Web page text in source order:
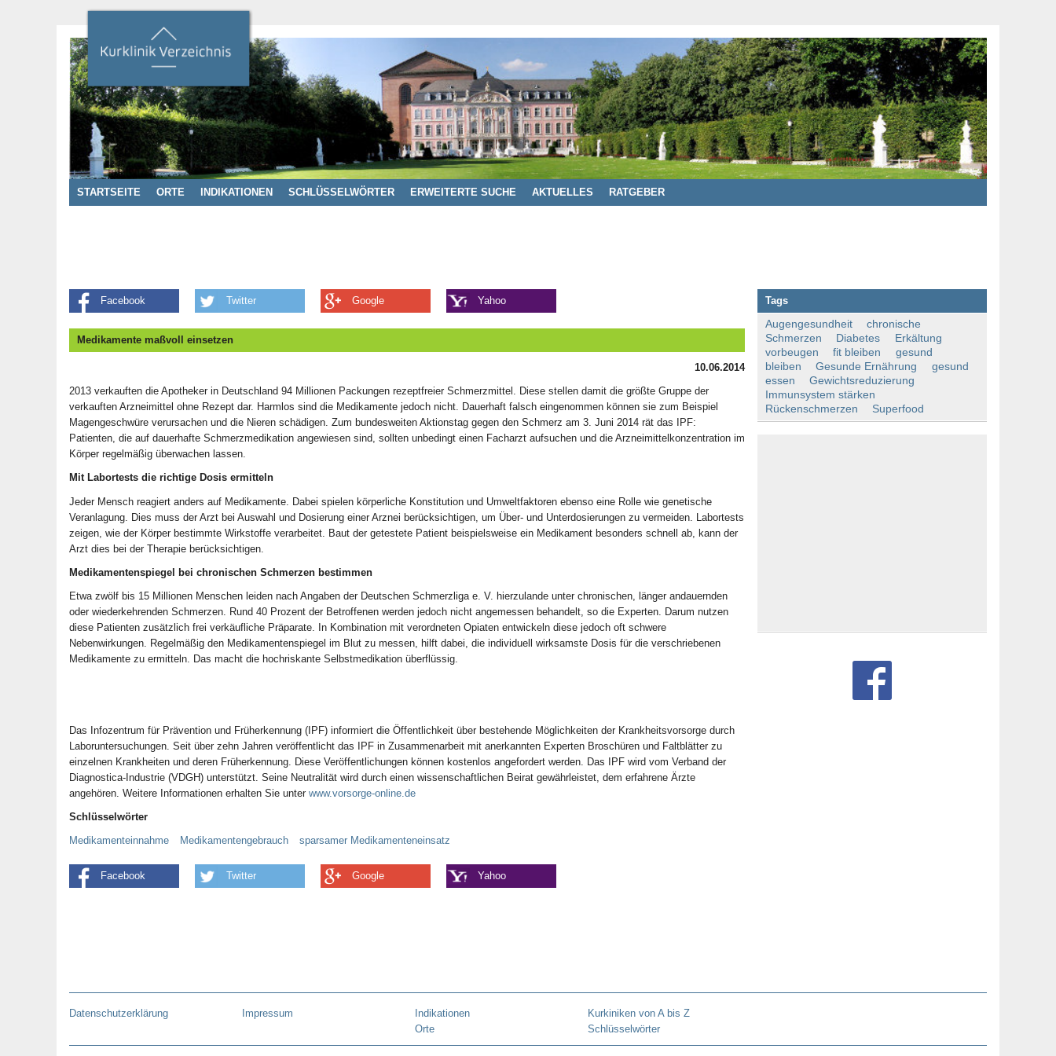
STARTSEITE ORTE INDIKATIONEN SCHLÜSSELWÖRTER ERWEITERTE SUCHE AKTUELLES RATGEBER
Facebook Twitter Google Yahoo
Medikamente maßvoll einsetzen
10.06.2014
2013 verkauften die Apotheker in Deutschland 94 Millionen Packungen rezeptfreier Schmerzmittel. Diese stellen damit die größte Gruppe der
verkauften Arzneimittel ohne Rezept dar. Harmlos sind die Medikamente jedoch nicht. Dauerhaft falsch eingenommen können sie zum Beispiel
Magengeschwüre verursachen und die Nieren schädigen. Zum bundesweiten Aktionstag gegen den Schmerz am 3. Juni 2014 rät das IPF:
Patienten, die auf dauerhafte Schmerzmedikation angewiesen sind, sollten unbedingt einen Facharzt aufsuchen und die Arzneimittelkonzentration im
Körper regelmäßig überwachen lassen.
Mit Labortests die richtige Dosis ermitteln
Jeder Mensch reagiert anders auf Medikamente. Dabei spielen körperliche Konstitution und Umweltfaktoren ebenso eine Rolle wie genetische
Veranlagung. Dies muss der Arzt bei Auswahl und Dosierung einer Arznei berücksichtigen, um Über- und Unterdosierungen zu vermeiden. Labortests
zeigen, wie der Körper bestimmte Wirkstoffe verarbeitet. Baut der getestete Patient beispielsweise ein Medikament besonders schnell ab, kann der
Arzt dies bei der Therapie berücksichtigen.
Medikamentenspiegel bei chronischen Schmerzen bestimmen
Etwa zwölf bis 15 Millionen Menschen leiden nach Angaben der Deutschen Schmerzliga e. V. hierzulande unter chronischen, länger andauernden
oder wiederkehrenden Schmerzen. Rund 40 Prozent der Betroffenen werden jedoch nicht angemessen behandelt, so die Experten. Darum nutzen
diese Patienten zusätzlich frei verkäufliche Präparate. In Kombination mit verordneten Opiaten entwickeln diese jedoch oft schwere
Nebenwirkungen. Regelmäßig den Medikamentenspiegel im Blut zu messen, hilft dabei, die individuell wirksamste Dosis für die verschriebenen
Medikamente zu ermitteln. Das macht die hochriskante Selbstmedikation überflüssig.
Das Infozentrum für Prävention und Früherkennung (IPF) informiert die Öffentlichkeit über bestehende Möglichkeiten der Krankheitsvorsorge durch
Laboruntersuchungen. Seit über zehn Jahren veröffentlicht das IPF in Zusammenarbeit mit anerkannten Experten Broschüren und Faltblätter zu
einzelnen Krankheiten und deren Früherkennung. Diese Veröffentlichungen können kostenlos angefordert werden. Das IPF wird vom Verband der
Diagnostica-Industrie (VDGH) unterstützt. Seine Neutralität wird durch einen wissenschaftlichen Beirat gewährleistet, dem erfahrene Ärzte
angehören. Weitere Informationen erhalten Sie unter www.vorsorge-online.de
Schlüsselwörter
Medikamenteinnahme Medikamentengebrauch sparsamer Medikamenteneinsatz
Facebook Twitter Google Yahoo
Tags
Augengesundheit
chronische
Schmerzen
Diabetes
Erkältung
vorbeugen
fit bleiben
gesund
bleiben
Gesunde Ernährung
gesund
essen
Gewichtsreduzierung
Immunsystem stärken
Rückenschmerzen
Superfood
Datenschutzerklärung Impressum
Indikationen
Orte
Kurkiniken von A bis Z
Schlüsselwörter